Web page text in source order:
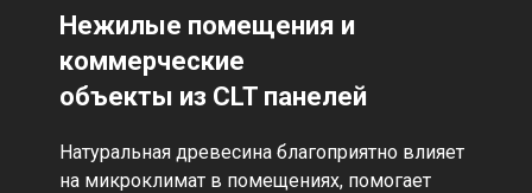
Нежилые помещения и
коммерческие
объекты из CLT панелей
Натуральная древесина благоприятно влияет
на микроклимат в помещениях, помогает